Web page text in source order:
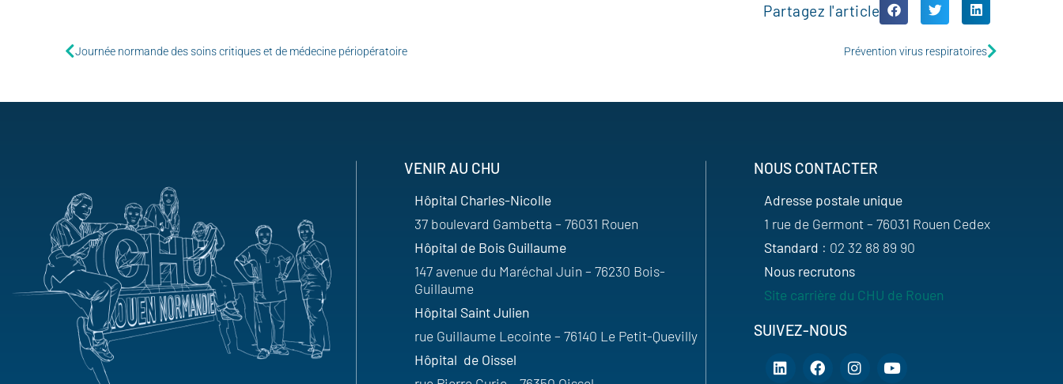
Partagez l'article
Journée normande des soins critiques et de médecine périopératoire Prévention virus respiratoires
VENIR AU CHU
Hôpital Charles-Nicolle
37 boulevard Gambetta – 76031 Rouen
Hôpital de Bois Guillaume
147 avenue du Maréchal Juin – 76230 Bois-
Guillaume
Hôpital Saint Julien
rue Guillaume Lecointe – 76140 Le Petit-Quevilly
Hôpital de Oissel
NOUS CONTACTER
Adresse postale unique
1 rue de Germont – 76031 Rouen Cedex
Standard : 02 32 88 89 90
Nous recrutons
Site carrière du CHU de Rouen
SUIVEZ-NOUS